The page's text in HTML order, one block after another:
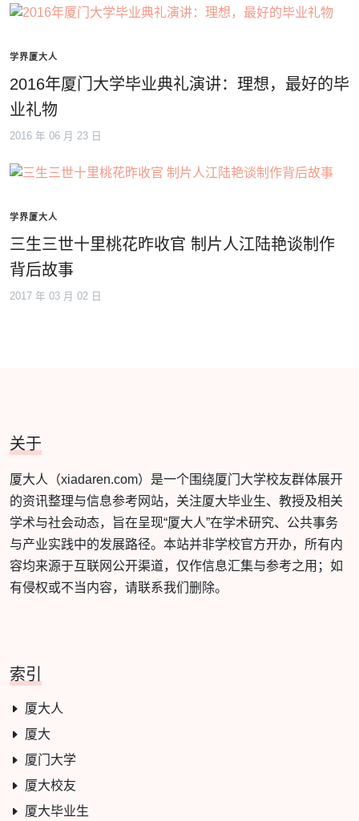
学界厦大人
2016年厦门大学毕业典礼演讲：理想，最好的毕
业礼物
2016 年 06 月 23 日
学界厦大人
三生三世十里桃花昨收官 制片人江陆艳谈制作
背后故事
2017 年 03 月 02 日
关于
厦大人（xiadaren.com）是一个围绕厦门大学校友群体展开
的资讯整理与信息参考网站，关注厦大毕业生、教授及相关
学术与社会动态，旨在呈现“厦大人”在学术研究、公共事务
与产业实践中的发展路径。本站并非学校官方开办，所有内
容均来源于互联网公开渠道，仅作信息汇集与参考之用；如
有侵权或不当内容，请联系我们删除。
索引
厦大人
厦大
厦门大学
厦大校友
厦大毕业生